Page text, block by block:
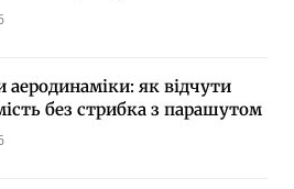
аеродинаміки: як відчути
без стрибка з парашутом